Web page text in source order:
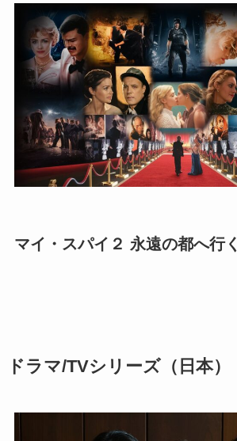
マイ・スパイ２ 永遠の都へ行く
ドラマ/TVシリーズ（日本）